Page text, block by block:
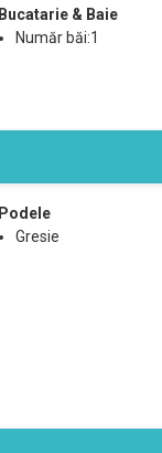
Bucatarie & Baie
Număr băi:1
Podele
Gresie